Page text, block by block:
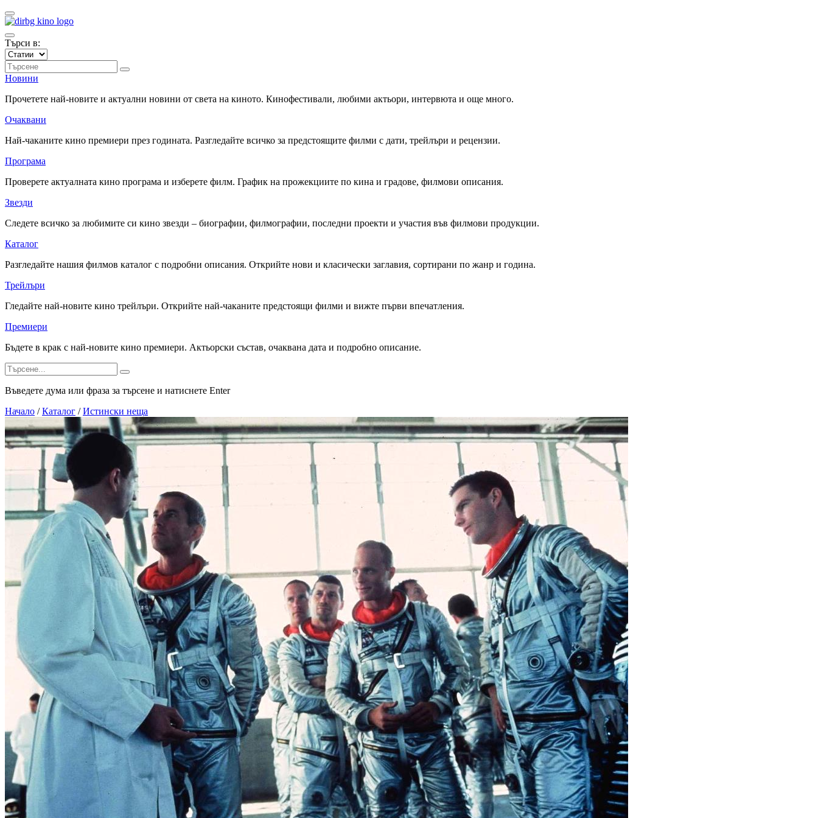
Търси в:
Новини
Прочетете най-новите и актуални новини от света на киното. Кинофестивали, любими актьори, интервюта и още много.
Очаквани
Най-чаканите кино премиери през годината. Разгледайте всичко за предстоящите филми с дати, трейлъри и рецензии.
Програма
Проверете актуалната кино програма и изберете филм. График на прожекциите по кина и градове, филмови описания.
Звезди
Следете всичко за любимите си кино звезди – биографии, филмографии, последни проекти и участия във филмови продукции.
Каталог
Разгледайте нашия филмов каталог с подробни описания. Открийте нови и класически заглавия, сортирани по жанр и година.
Трейлъри
Гледайте най-новите кино трейлъри. Открийте най-чаканите предстоящи филми и вижте първи впечатления.
Премиери
Бъдете в крак с най-новите кино премиери. Актьорски състав, очаквана дата и подробно описание.
Въведете дума или фраза за търсене и натиснете Enter
Начало / Каталог / Истински неща